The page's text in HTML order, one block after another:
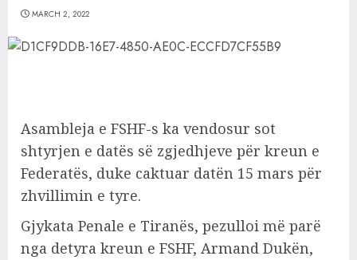
MARCH 2, 2022
Asambleja e FSHF-s ka vendosur sot
shtyrjen e datës së zgjedhjeve për kreun e
Federatës, duke caktuar datën 15 mars për
zhvillimin e tyre.
Gjykata Penale e Tiranës, pezulloi më parë
nga detyra kreun e FSHF, Armand Dukën,